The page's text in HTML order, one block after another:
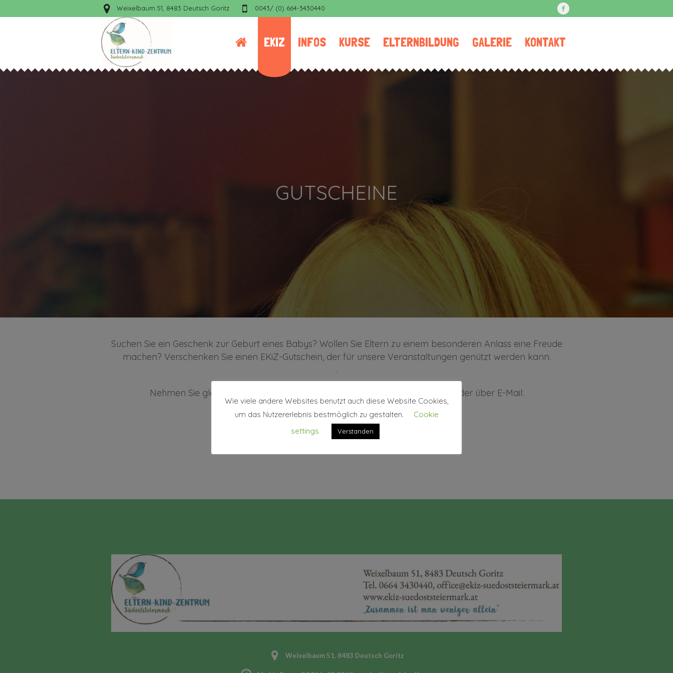
Weixelbaum 51, 8483 Deutsch Goritz 0043/ (0) 664-3430440
EKIZ INFOS KURSE ELTERNBILDUNG GALERIE KONTAKT
GUTSCHEINE
Suchen Sie ein Geschenk zur Geburt eines Babys? Wollen Sie Eltern zu einem besonderen Anlass eine Freude
machen? Verschenken Sie einen EKiZ-Gutschein, der für unsere Veranstaltungen genützt werden kann.
.
Nehmen Sie gleich mit uns Kontakt auf, wir beraten Sie gerne telefonisch oder über E-Mail:
Tel.: 0664/3430440
office@ekiz-suedoststeiermark.at
Weixelbaum 51, 8483 Deutsch Goritz
Wie viele andere Websites benutzt auch diese Website Cookies,
um das Nutzererlebnis bestmöglich zu gestalten.
Cookie
settings
Verstanden